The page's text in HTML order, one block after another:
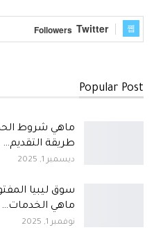
Twitter
Followers
Popular Post
ماهي شروط
طريقة التقديم…
ديسمبر 1, 2025
سوق ليبيا
ماهي الخدمات…
نوفمبر 1, 2025